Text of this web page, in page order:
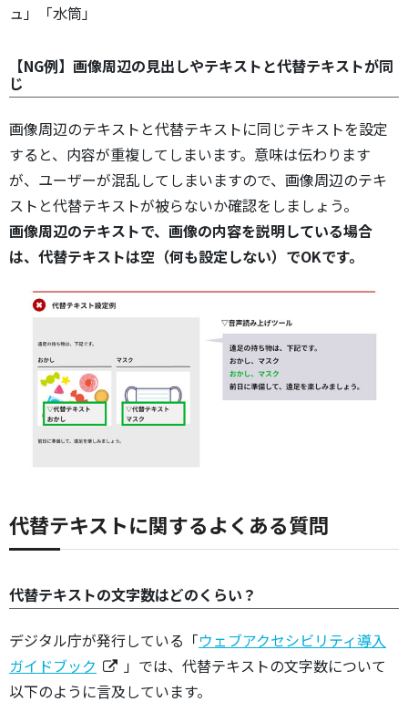
ュ」「水筒」
【NG例】画像周辺の見出しやテキストと代替テキストが同
じ
画像周辺のテキストと代替テキストに同じテキストを設定
すると、内容が重複してしまいます。意味は伝わります
が、ユーザーが混乱してしまいますので、画像周辺のテキ
ストと代替テキストが被らないか確認をしましょう。
画像周辺のテキストで、画像の内容を説明している場合
は、代替テキストは空（何も設定しない）でOKです。
代替テキストに関するよくある質問
代替テキストの文字数はどのくらい？
デジタル庁が発行している「ウェブアクセシビリティ導入
ガイドブック
」では、代替テキストの文字数について
以下のように言及しています。